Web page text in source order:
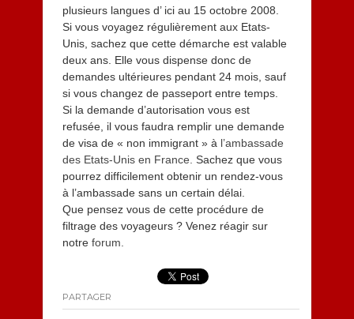
plusieurs langues d’ ici au 15 octobre 2008.
Si vous voyagez régulièrement aux Etats-
Unis, sachez que cette démarche est valable
deux ans. Elle vous dispense donc de
demandes ultérieures pendant 24 mois, sauf
si vous changez de passeport entre temps.
Si la demande d’autorisation vous est
refusée, il vous faudra remplir une demande
de visa de « non immigrant » à l’ambassade
des Etats-Unis en France. Sachez que vous
pourrez difficilement obtenir un rendez-vous
à l’ambassade sans un certain délai.
Que pensez vous de cette procédure de
filtrage des voyageurs ? Venez réagir sur
notre forum.
PARTAGER